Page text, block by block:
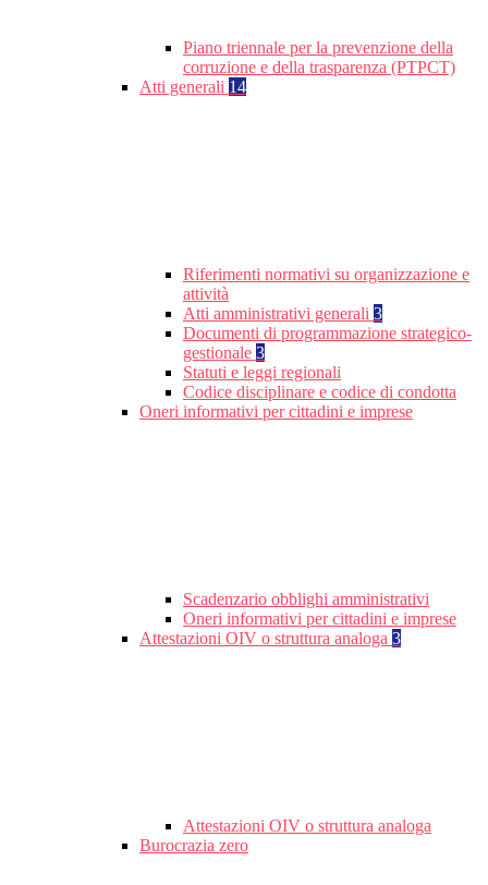
Piano triennale per la prevenzione della
corruzione e della trasparenza (PTPCT)
Atti generali 14
Riferimenti normativi su organizzazione e
attività
Atti amministrativi generali 3
Documenti di programmazione strategico-
gestionale 3
Statuti e leggi regionali
Codice disciplinare e codice di condotta
Oneri informativi per cittadini e imprese
Scadenzario obblighi amministrativi
Oneri informativi per cittadini e imprese
Attestazioni OIV o struttura analoga 3
Attestazioni OIV o struttura analoga
Burocrazia zero